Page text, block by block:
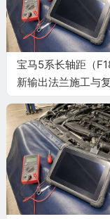
宝马5系长轴距（
新输出法兰施工与